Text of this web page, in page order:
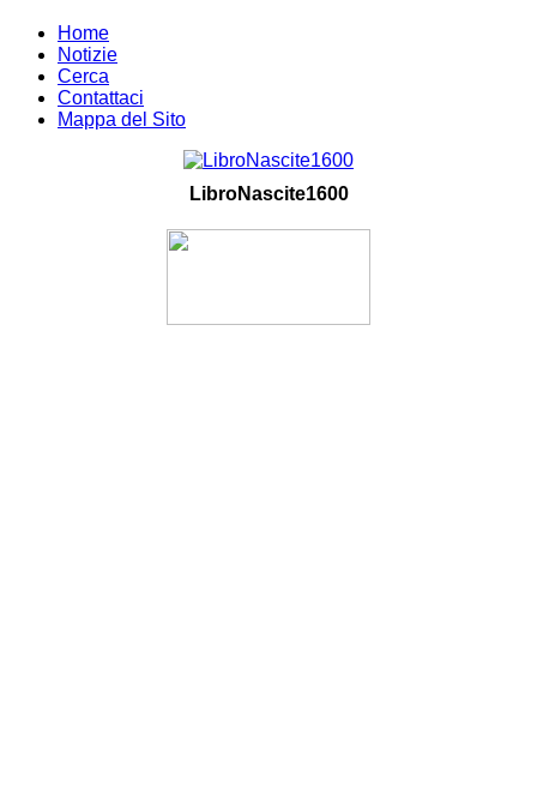
Home
Notizie
Cerca
Contattaci
Mappa del Sito
LibroNascite1600